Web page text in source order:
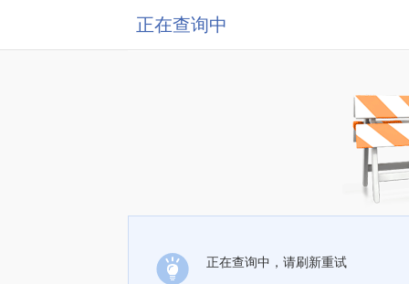
正在查询中
正在查询中，请刷新重试